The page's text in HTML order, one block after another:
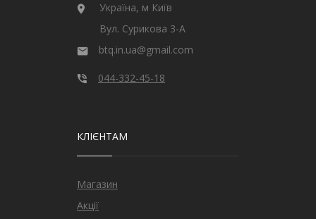
Україна, м Київ
Вул. Сурикова 3-А
btq.in.ua@gmail.com
044-332-45-18
КЛІЄНТАМ
Магазин
Акції